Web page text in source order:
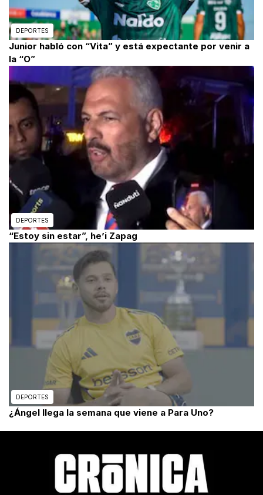
DEPORTES
Junior habló con “Vita” y está expectante por venir a
la “O”
DEPORTES
“Estoy sin estar”, he’i Zapag
DEPORTES
¿Ángel llega la semana que viene a Para Uno?